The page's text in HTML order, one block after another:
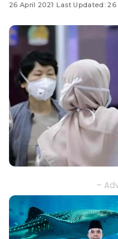
26 April 2021 Last Updated: 26
–